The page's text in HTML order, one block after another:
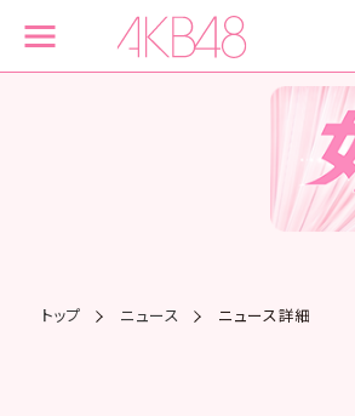
トップ ニュース ニュース詳細